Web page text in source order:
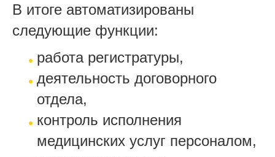
В итоге автоматизированы
следующие функции:
работа регистратуры,
деятельность договорного
отдела,
контроль исполнения
медицинских услуг персоналом,